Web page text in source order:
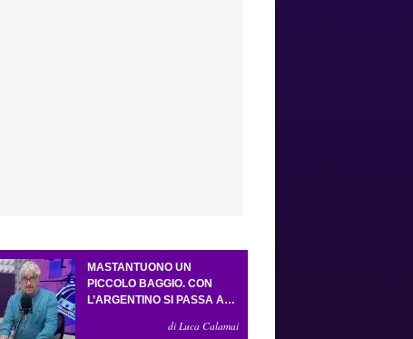
MASTANTUONO UN
PICCOLO BAGGIO. CON
L’ARGENTINO SI PASSA AL
L’AMICHEVOLE CON IL
di Luca Calamai